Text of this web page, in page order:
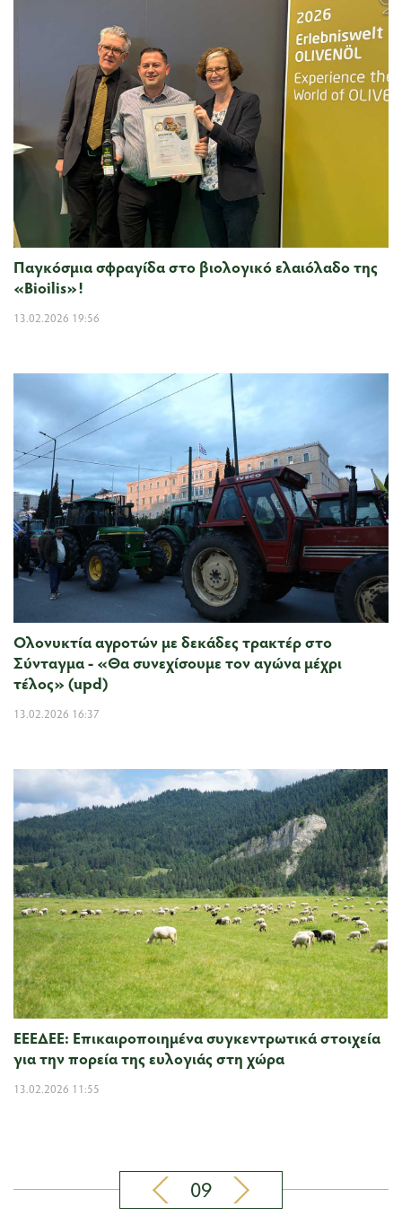
Παγκόσμια σφραγίδα στο βιολογικό ελαιόλαδο της
«Bioilis»!
13.02.2026 19:56
Ολονυκτία αγροτών με δεκάδες τρακτέρ στο
Σύνταγμα - «Θα συνεχίσουμε τον αγώνα μέχρι
τέλος» (upd)
13.02.2026 16:37
ΕΕΕΔΕΕ: Επικαιροποιημένα συγκεντρωτικά στοιχεία
για την πορεία της ευλογιάς στη χώρα
13.02.2026 11:55
09